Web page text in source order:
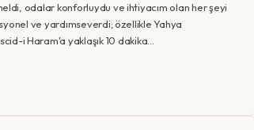
odalar konforluydu ve ihtiyacım olan her şeyi
ve yardımseverdi; özellikle Yahya
i Haram'a yaklaşık 10 dakika…